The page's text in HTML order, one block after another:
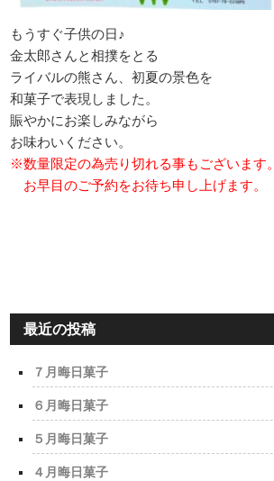
もうすぐ子供の日♪
金太郎さんと相撲をとる
ライバルの熊さん、初夏の景色を
和菓子で表現しました。
賑やかにお楽しみながら
お味わいください。
※数量限定の為売り切れる事もございます。
お早目のご予約をお待ち申し上げます。
最近の投稿
７月晦日菓子
６月晦日菓子
５月晦日菓子
４月晦日菓子